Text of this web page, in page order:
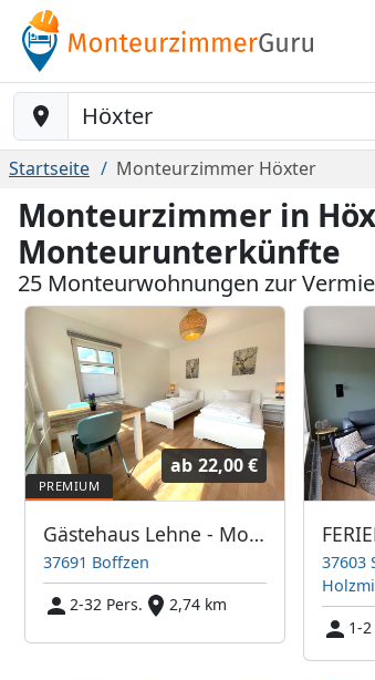
Baustelle-Location
Startseite Monteurzimmer Höxter
Monteurzimmer in
Monteurunterkünfte
25 Monteurwohnungen zur
ab 22,00 €
Gästehaus Lehne - Monteurwohnungen in Höxter Holzminden Boffzen
37691 Boffzen
2-32 Pers.
2,74 km
37603
1-